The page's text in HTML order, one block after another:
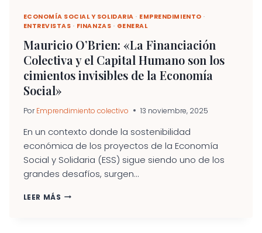
ECONOMÍA SOCIAL Y SOLIDARIA · EMPRENDIMIENTO ·
ENTREVISTAS · FINANZAS · GENERAL
Mauricio O’Brien: «La Financiación
Colectiva y el Capital Humano son los
cimientos invisibles de la Economía
Social»
Por Emprendimiento colectivo 13 noviembre, 2025
En un contexto donde la sostenibilidad
económica de los proyectos de la Economía
Social y Solidaria (ESS) sigue siendo uno de los
grandes desafíos, surgen...
LEER MÁS MAURICIO